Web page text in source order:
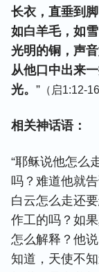
长衣，直垂到
如白羊毛，如
光明的铜，声
从他口中出来
光。 ” （启1:12-16
相关神话语：
“耶稣说他怎么
吗？难道他就
白云怎么走还
作工的吗？如
怎么解释？他
知道，天使不